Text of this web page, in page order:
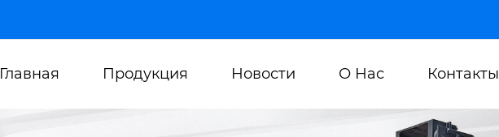
Главная Продукция Новости О Нас Контакты